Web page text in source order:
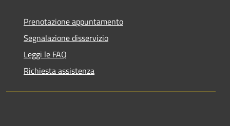
Prenotazione appuntamento
Segnalazione disservizio
Leggi le FAQ
Richiesta assistenza